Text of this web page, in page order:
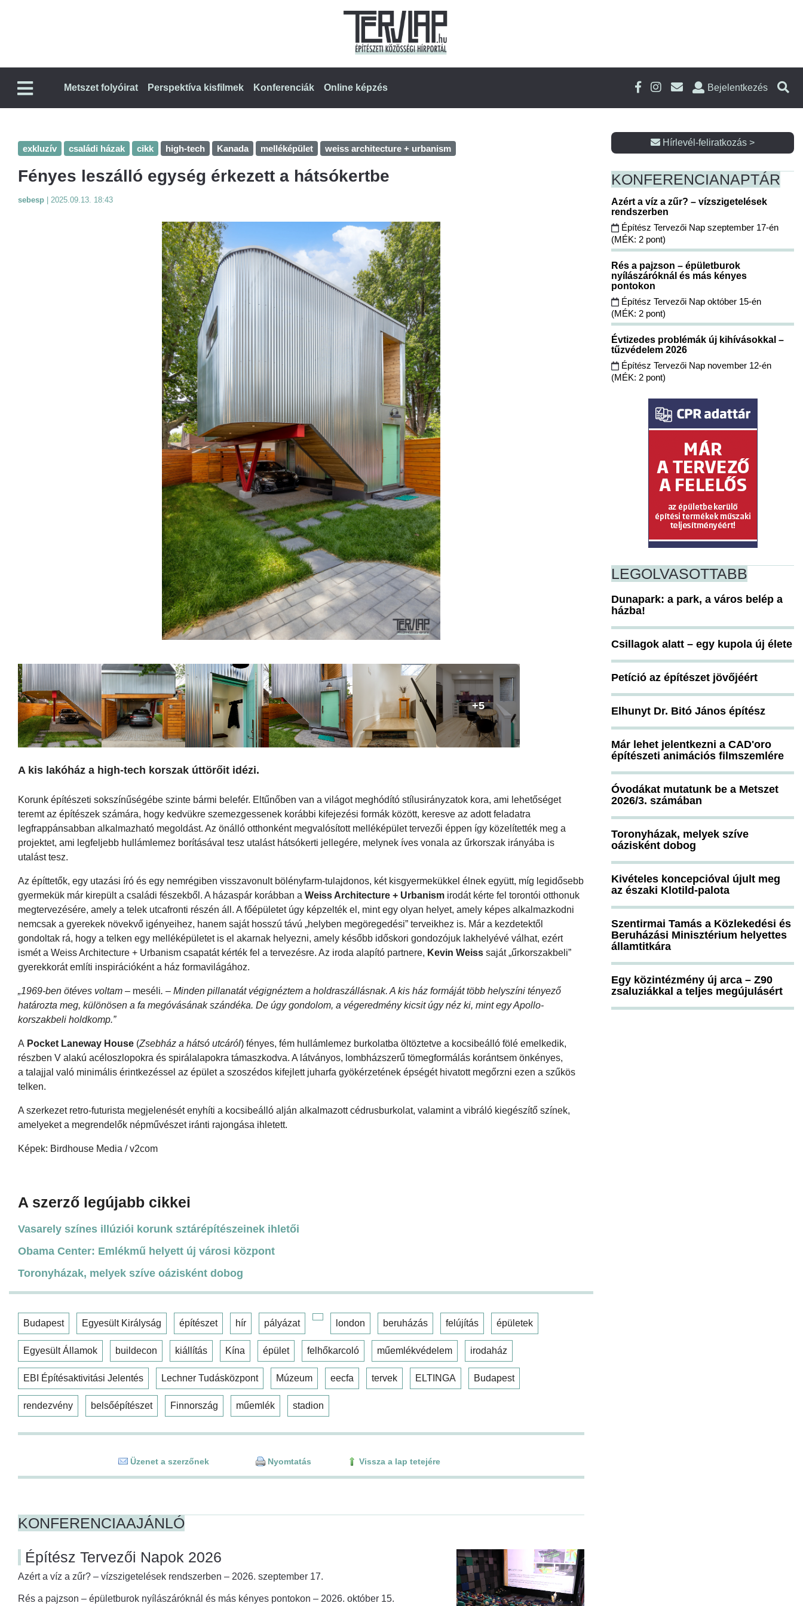
Metszet folyóirat Perspektíva kisfilmek Konferenciák Online képzés Bejelentkezés
exkluzív családi házak cikk high-tech Kanada melléképület weiss architecture + urbanism
Fényes leszálló egység érkezett a hátsókertbe
sebesp 2025.09.13. 18:43
+5
A kis lakóház a high-tech korszak úttörőit idézi.
Korunk építészeti sokszínűségébe szinte bármi belefér. Eltűnőben van a világot meghódító stílusirányzatok kora, ami lehetőséget
teremt az építészek számára, hogy kedvükre szemezgessenek korábbi kifejezési formák között, keresve az adott feladatra
legfrappánsabban alkalmazható megoldást. Az önálló otthonként megvalósított melléképület tervezői éppen így közelítették meg a
projektet, ami legfeljebb hullámlemez borításával tesz utalást hátsókerti jellegére, melynek íves vonala az űrkorszak irányába is
utalást tesz.
Az építtetők, egy utazási író és egy nemrégiben visszavonult bölényfarm-tulajdonos, két kisgyermekükkel élnek együtt, míg legidősebb
gyermekük már kirepült a családi fészekből. A házaspár korábban a Weiss Architecture + Urbanism irodát kérte fel torontói otthonuk
megtervezésére, amely a telek utcafronti részén áll. A főépületet úgy képzelték el, mint egy olyan helyet, amely képes alkalmazkodni
nemcsak a gyerekek növekvő igényeihez, hanem saját hosszú távú „helyben megöregedési” terveikhez is. Már a kezdetektől
gondoltak rá, hogy a telken egy melléképületet is el akarnak helyezni, amely később időskori gondozójuk lakhelyévé válhat, ezért
ismét a Weiss Architecture + Urbanism csapatát kérték fel a tervezésre. Az iroda alapító partnere, Kevin Weiss saját „űrkorszakbeli”
gyerekkorát említi inspirációként a ház formavilágához.
„1969-ben ötéves voltam – meséli. – Minden pillanatát végignéztem a holdraszállásnak. A kis ház formáját több helyszíni tényező
határozta meg, különösen a fa megóvásának szándéka. De úgy gondolom, a végeredmény kicsit úgy néz ki, mint egy Apollo-
korszakbeli holdkomp.”
A Pocket Laneway House (Zsebház a hátsó utcáról) fényes, fém hullámlemez burkolatba öltöztetve a kocsibeálló fölé emelkedik,
részben V alakú acéloszlopokra és spirálalapokra támaszkodva. A látványos, lombházszerű tömegformálás korántsem önkényes,
a talajjal való minimális érintkezéssel az épület a szoszédos kifejlett juharfa gyökérzetének épségét hivatott megőrzni ezen a szűkös
telken.
A szerkezet retro-futurista megjelenését enyhíti a kocsibeálló alján alkalmazott cédrusburkolat, valamint a vibráló kiegészítő színek,
amelyeket a megrendelők népművészet iránti rajongása ihletett.
Képek: Birdhouse Media / v2com
A szerző legújabb cikkei
Vasarely színes illúziói korunk sztárépítészeinek ihletői
Obama Center: Emlékmű helyett új városi központ
Toronyházak, melyek szíve oázisként dobog
Budapest Egyesült Királyság építészet hír pályázat london beruházás felújítás épületek
Egyesült Államok buildecon kiállítás Kína épület felhőkarcoló műemlékvédelem irodaház
EBI Építésaktivitási Jelentés Lechner Tudásközpont Múzeum eecfa tervek ELTINGA Budapest
rendezvény belsőépítészet Finnország műemlék stadion
Üzenet a szerzőnek Nyomtatás Vissza a lap tetejére
KONFERENCIAAJÁNLÓ
Építész Tervezői Napok 2026
Azért a víz a zűr? – vízszigetelések rendszerben – 2026. szeptember 17.
Rés a pajzson – épületburok nyílászáróknál és más kényes pontokon – 2026. október 15.
Hírlevél-feliratkozás >
KONFERENCIANAPTÁR
Azért a víz a zűr? – vízszigetelések
rendszerben
Építész Tervezői Nap szeptember 17-én
(MÉK: 2 pont)
Rés a pajzson – épületburok
nyílászáróknál és más kényes
pontokon
Építész Tervezői Nap október 15-én
(MÉK: 2 pont)
Évtizedes problémák új kihívásokkal –
tűzvédelem 2026
Építész Tervezői Nap november 12-én
(MÉK: 2 pont)
LEGOLVASOTTABB
Dunapark: a park, a város belép a
házba!
Csillagok alatt – egy kupola új élete
Petíció az építészet jövőjéért
Elhunyt Dr. Bitó János építész
Már lehet jelentkezni a CAD'oro
építészeti animációs filmszemlére
Óvodákat mutatunk be a Metszet
2026/3. számában
Toronyházak, melyek szíve
oázisként dobog
Kivételes koncepcióval újult meg
az északi Klotild-palota
Szentirmai Tamás a Közlekedési és
Beruházási Minisztérium helyettes
államtitkára
Egy közintézmény új arca – Z90
zsaluziákkal a teljes megújulásért